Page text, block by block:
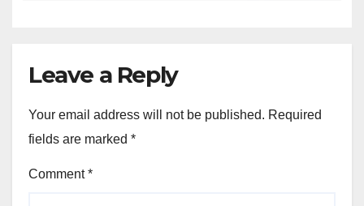
Leave a Reply
Your email address will not be published. Required
fields are marked *
Comment*